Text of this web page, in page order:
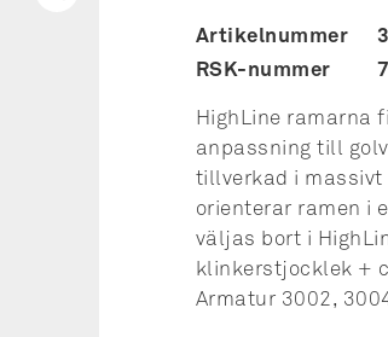
Artikelnummer
RSK-nummer
HighLine ramarna
anpassning till
tillverkad i
orienterar ramen i
väljas bort i
klinkerstjocklek +
Armatur 3002,